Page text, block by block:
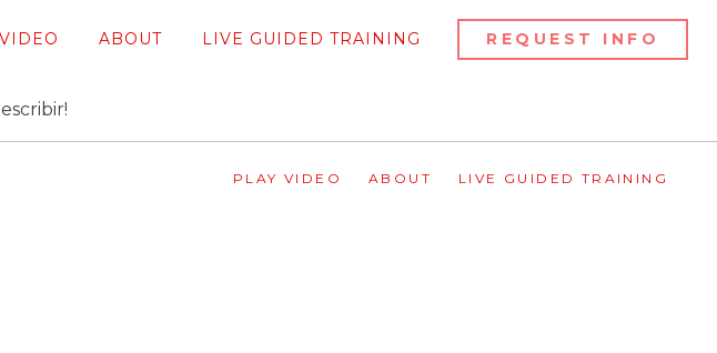
ABOUT LIVE GUIDED TRAINING REQUEST INFO
PLAY VIDEO ABOUT LIVE GUIDED TRAINING